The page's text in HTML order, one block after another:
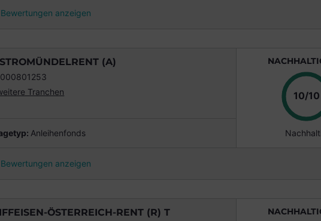
Bewertungen anzeigen
(A)
Tranchen
: Anleihenfonds
10/10
Bewertungen anzeigen
ÖSTERREICH-RENT (R) T